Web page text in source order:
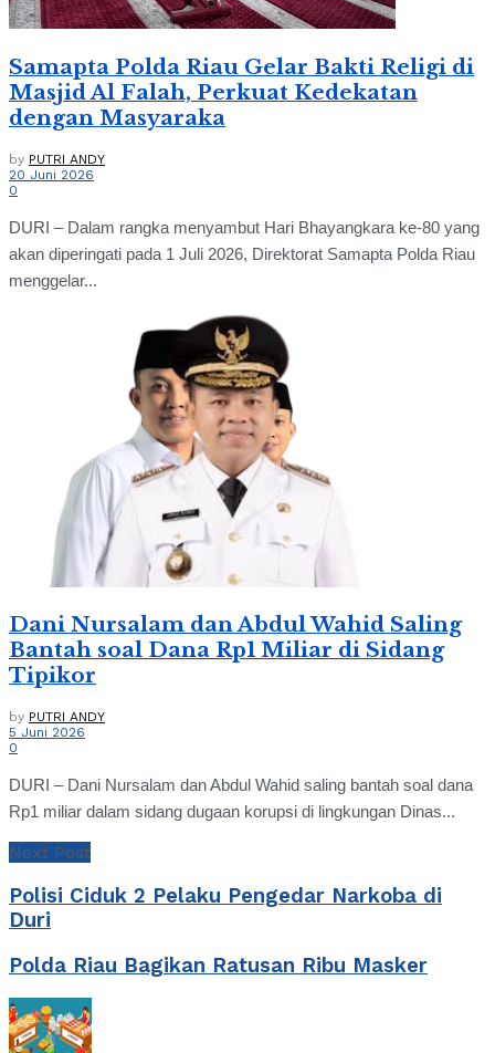
Samapta Polda Riau Gelar Bakti Religi di
Masjid Al Falah, Perkuat Kedekatan
dengan Masyaraka
by PUTRI ANDY
20 Juni 2026
0
DURI – Dalam rangka menyambut Hari Bhayangkara ke-80 yang
akan diperingati pada 1 Juli 2026, Direktorat Samapta Polda Riau
menggelar...
Dani Nursalam dan Abdul Wahid Saling
Bantah soal Dana Rp1 Miliar di Sidang
Tipikor
by PUTRI ANDY
5 Juni 2026
0
DURI – Dani Nursalam dan Abdul Wahid saling bantah soal dana
Rp1 miliar dalam sidang dugaan korupsi di lingkungan Dinas...
Next Post
Polisi Ciduk 2 Pelaku Pengedar Narkoba di
Duri
Polda Riau Bagikan Ratusan Ribu Masker